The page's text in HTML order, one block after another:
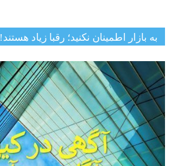
به بازار اطمینان نکنید؛ رقبا زیاد هستند!